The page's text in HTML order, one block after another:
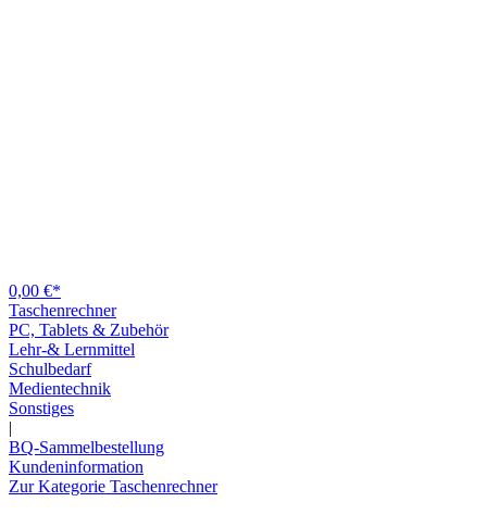
0,00 €*
Taschenrechner
PC, Tablets & Zubehör
Lehr-& Lernmittel
Schulbedarf
Medientechnik
Sonstiges
|
BQ-Sammelbestellung
Kundeninformation
Zur Kategorie Taschenrechner